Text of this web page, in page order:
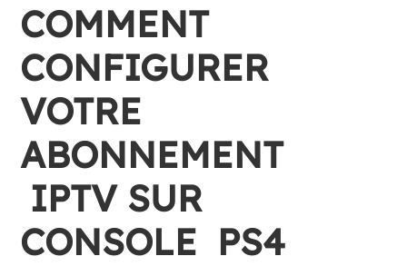
COMMENT
CONFIGURER
VOTRE
ABONNEMENT
IPTV SUR
CONSOLE PS4